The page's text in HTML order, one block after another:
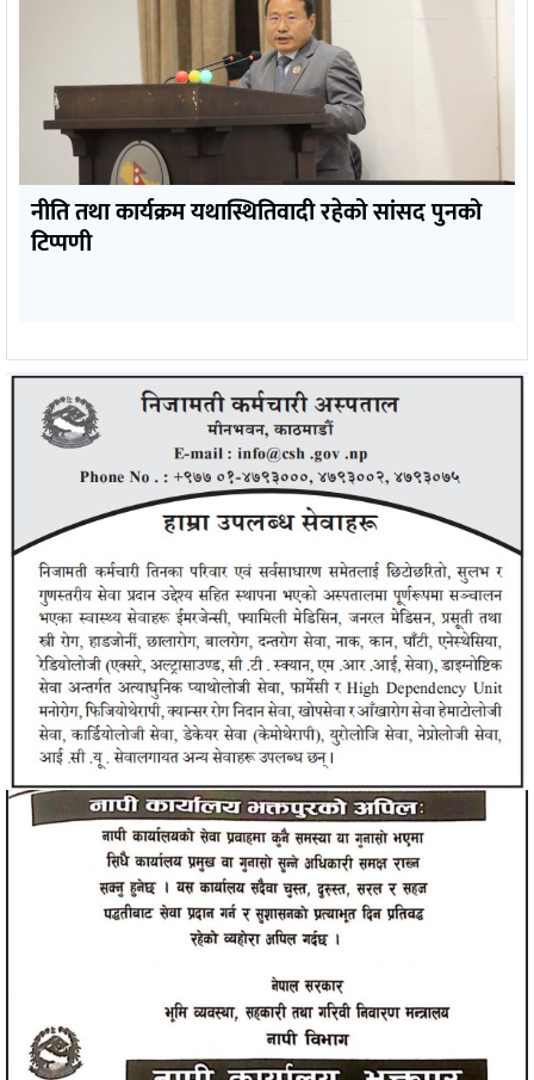
नीति तथा कार्यक्रम यथास्थितिवादी रहेको सांसद पुनको
टिप्पणी